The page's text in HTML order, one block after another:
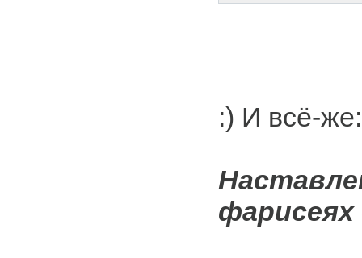
:) И всё-же:
фарисеях